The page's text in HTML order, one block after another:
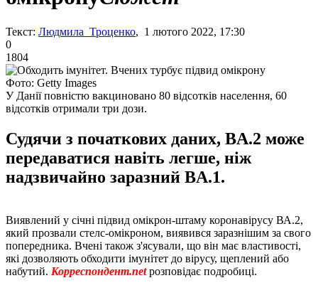
Текст: Людмила Троценко, 1 лютого 2022, 17:30
0
1804
Фото: Getty Images
У Данії повністю вакциновано 80 відсотків населення, 60
відсотків отримали три дози.
Судячи з початкових даних, BA.2 може
передаватися навіть легше, ніж
надзвичайно заразний BA.1.
Виявлений у січні підвид омікрон-штаму коронавірусу ВА.2,
який прозвали стелс-омікроном, виявився заразнішим за свого
попередника. Вчені також з'ясували, що він має властивості,
які дозволяють обходити імунітет до вірусу, щеплений або
набутий. Корреспондент.netрозповідає подробиці.